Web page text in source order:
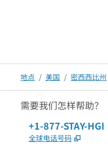
地点 / 美国 / 密西西比州
需要我们怎样帮助？
电话：
+1-877-STAY-HGI
全球电话号码 ,